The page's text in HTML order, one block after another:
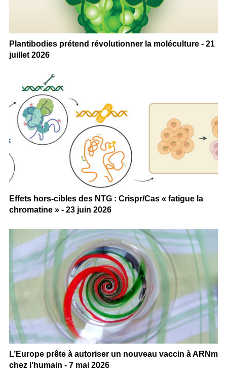
Plantibodies prétend révolutionner la moléculture - 21
juillet 2026
Effets hors-cibles des NTG : Crispr/Cas « fatigue la
chromatine » - 23 juin 2026
L’Europe prête à autoriser un nouveau vaccin à ARNm
chez l’humain - 7 mai 2026